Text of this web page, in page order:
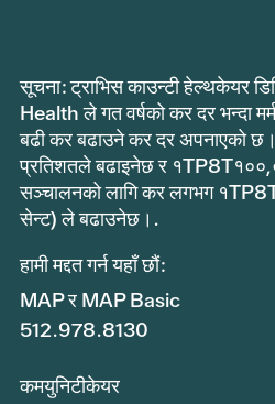
सूचना: ट्राभिस काउन्टी हेल्थकेयर
Health ले गत वर्षको कर दर भन्दा
बढी कर बढाउने कर दर अपनाएको
प्रतिशतले बढाइनेछ र
सञ्चालनको लागि कर लगभग
सेन्ट) ले बढाउनेछ।.
हामी मद्दत गर्न यहाँ छौं:
MAP र MAP Basic
512.978.8130
कमयुनिटीकेयर